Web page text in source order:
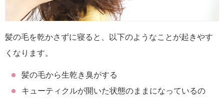
髪の毛を乾かさずに寝ると、以下のようなことが起きやす
くなります。
髪の毛から生乾き臭がする
キューティクルが開いた状態のままになっているの